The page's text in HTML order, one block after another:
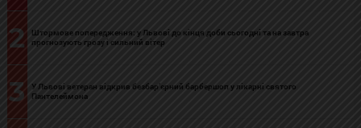
2
Штормове попередження: у Львові до кінця доби сьогодні та на завтра
прогнозують грозу і сильний вітер
3
У Львові ветеран відкрив безбар’єрний барбершоп у лікарні святого
Пантелеймона